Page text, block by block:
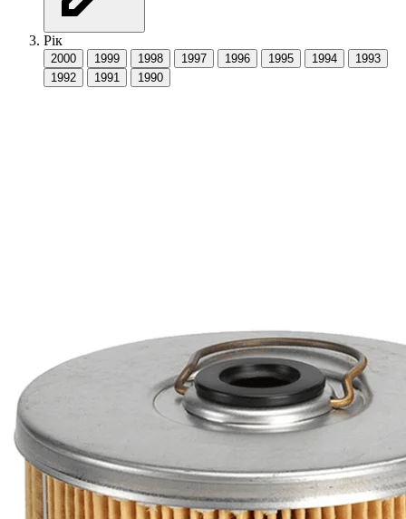
Рік
2000 1999 1998 1997 1996 1995 1994
1993
1992
1991 1990